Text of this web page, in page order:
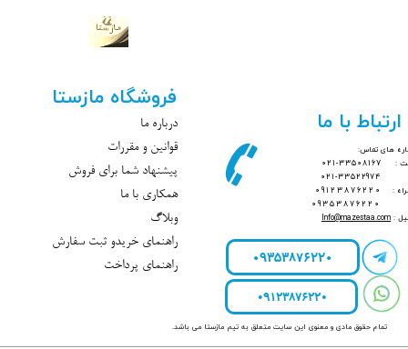
های تماس:
:
33508167-021
021-33522974
:
09123876220
09353876220
:
Info@mazestaa.com
ارتباط با ما
09353876220
09123876220
تمام حقوق مادی و معنوی این سایت متعلق به تیم مازستا می باشد.
فروشگاه مازستا
درباره ما
قوانین و مقررات
پیشنهاد شما برای فروش
همکاری با ما
وبلاگ
راهنمای خریدو ثبت سفارش
راهنمای پرداخت